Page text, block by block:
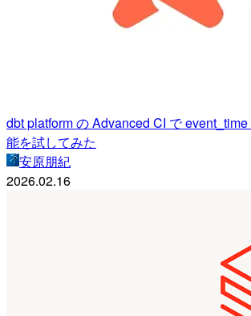
dbt platform の Advanced CI で
能を試してみた
安原朋紀
2026.02.16